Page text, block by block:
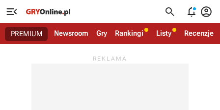
   
PREMIUM Newsroom Gry Rankingi Listy Recenzje